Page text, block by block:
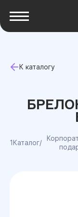
К каталогу
1Каталог/